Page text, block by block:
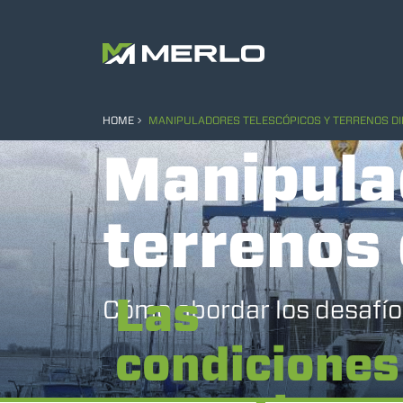
HOME MANIPULADORES TELESCÓPICOS Y TERRENOS
terrenos
Cómo abordar los
Las
condiciones